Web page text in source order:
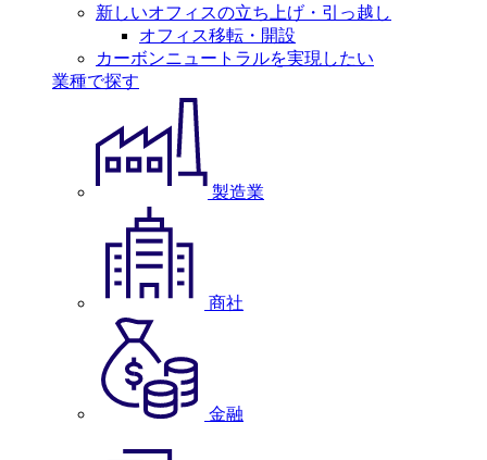
新しいオフィスの立ち上げ・引っ越し
オフィス移転・開設
カーボンニュートラルを実現したい
業種で探す
製造業
商社
金融